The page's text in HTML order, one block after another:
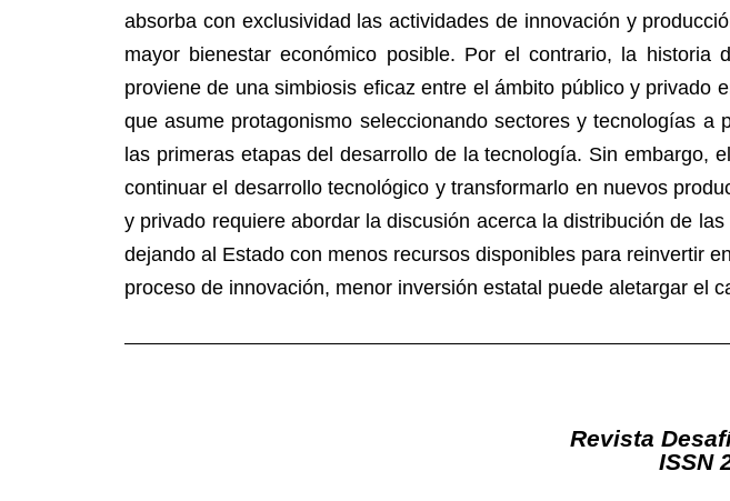
absorba con exclusividad las actividades de innovación y
mayor bienestar económico posible. Por el contrario, la
proviene de una simbiosis eficaz entre el ámbito público y
que asume protagonismo seleccionando sectores y tecnologías
las primeras etapas del desarrollo de la tecnología. Sin embargo,
continuar el desarrollo tecnológico y transformarlo en nuevos
y privado requiere abordar la discusión acerca la distribución de
dejando al Estado con menos recursos disponibles para reinvertir
proceso de innovación, menor inversión estatal puede aletargar el
Revista
ISSN